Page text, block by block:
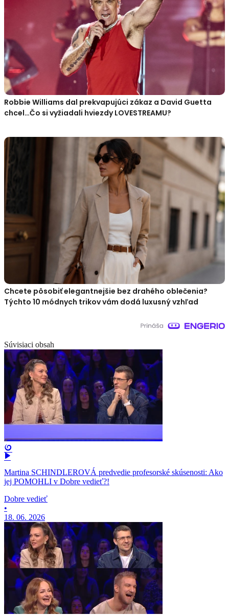
Robbie Williams dal prekvapujúci zákaz a David Guetta
chcel…Čo si vyžiadali hviezdy LOVESTREAMU?
Chcete pôsobiť elegantnejšie bez drahého oblečenia?
Týchto 10 módnych trikov vám dodá luxusný vzhľad
Súvisiaci obsah
Martina SCHINDLEROVÁ predvedie profesorské skúsenosti: Ako
jej POMOHLI v Dobre vedieť?!
Dobre vedieť
•
18. 06. 2026